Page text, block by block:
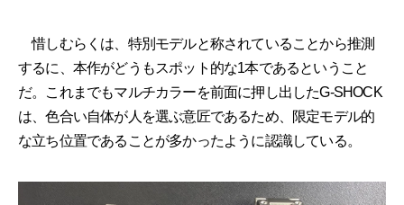
惜しむらくは、特別モデルと称されていることから推測
するに、本作がどうもスポット的な1本であるということ
だ。これまでもマルチカラーを前面に押し出したG-SHOCK
は、色合い自体が人を選ぶ意匠であるため、限定モデル的
な立ち位置であることが多かったように認識している。